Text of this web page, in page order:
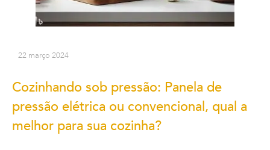
22 março 2024
Cozinhando sob pressão: Panela de
pressão elétrica ou convencional, qual a
melhor para sua cozinha?